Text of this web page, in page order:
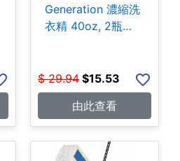
Generation 濃縮洗
衣精 40oz, 2瓶
$ 29.94 $15.53
由此查看